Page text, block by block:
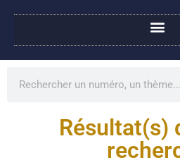
Résultat(s)